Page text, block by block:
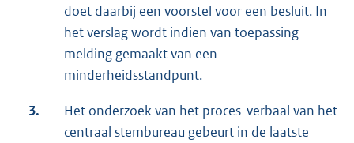
doet daarbij een voorstel voor een besluit. In
het verslag wordt indien van toepassing
melding gemaakt van een
minderheidsstandpunt.
3.
Het onderzoek van het proces-verbaal van het
centraal stembureau gebeurt in de laatste